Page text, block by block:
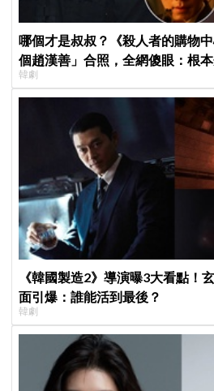
哪個才是叔叔？《殺人者的購物
個趙漢善」合照，全網傻眼：根本
韓劇
《韓國製造2》導演曝3大看點！
面引爆：誰能活到最後？
韓劇